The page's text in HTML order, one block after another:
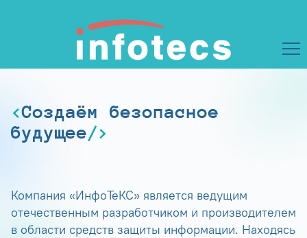
Создаём безопасное
будущее
Компания «ИнфоТеКС» является ведущим
отечественным разработчиком и производителем
в области средств защиты информации. Находясь